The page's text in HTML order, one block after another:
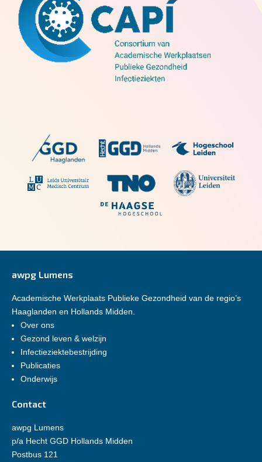
awpg Lumens
Academische Werkplaats Publieke Gezondheid van de regio’s
Haaglanden en Hollands Midden.
Over ons
Gezond leven & welzijn
Infectieziektebestrijding
Publicaties
Onderwijs
Contact
awpg Lumens
p/a Hecht GGD Hollands Midden
Postbus 121